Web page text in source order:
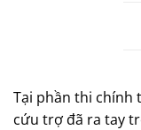
Tại phần thi chính
cứu trợ đã ra tay